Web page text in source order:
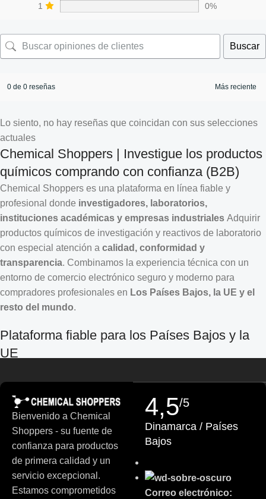
1
0%
Buscar
0 de 0 reseñas
Lo siento, no hay reseñas que coincidan con sus selecciones
actuales
Chemical Shoppers | Investigue los productos
químicos comprando con confianza (B2B)
Chemical Shoppers es una plataforma en línea fiable y
profesional donde investigadores, laboratorios,
instituciones académicas y empresas industriales Adquirir
productos químicos de investigación y reactivos de laboratorio
con especial atención a calidad, conformidad y
transparencia. Combinamos la experiencia técnica con un
entorno de comercio electrónico seguro y moderno para
compradores profesionales en Los Países Bajos, la UE y el
resto del mundo.
Plataforma fiable para los Países Bajos y la
UE
Chemical Shoppers se ha desarrollado para satisfacer las
elevadas exigencias del mercado europeo de la investigación
y la industria. Colaboramos con
proveedores auditados
esforzamos por ofrecer productos de calidad constante,
información clara sobre su origen y una documentación
profesional de los productos.
Bienvenido a Chemical
Shoppers - su fuente de
confianza para productos
de primera calidad y un
servicio excepcional.
Estamos comprometidos
4,5/5
Dinamarca / Países
Bajos
Correo electrónico:
Slovenian
Swedish
Danish
Estonian